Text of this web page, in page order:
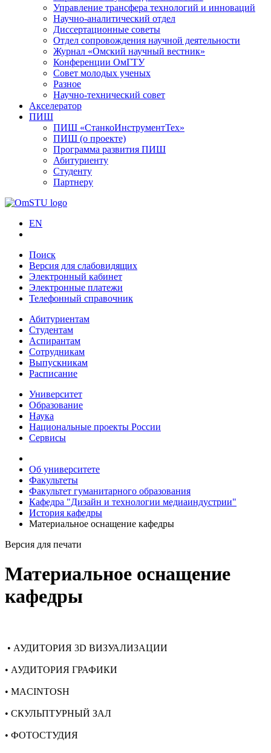
Управление трансфера технологий и инноваций
Научно-аналитический отдел
Диссертационные советы
Отдел сопровождения научной деятельности
Журнал «Омский научный вестник»
Конференции ОмГТУ
Совет молодых ученых
Разное
Научно-технический совет
Акселератор
ПИШ
ПИШ «СтанкоИнструментТех»
ПИШ (о проекте)
Программа развития ПИШ
Абитуриенту
Студенту
Партнеру
EN
Поиск
Версия для слабовидящих
Электронный кабинет
Электронные платежи
Телефонный справочник
Абитуриентам
Студентам
Аспирантам
Сотрудникам
Выпускникам
Расписание
Университет
Образование
Наука
Национальные проекты России
Сервисы
Об университете
Факультеты
Факультет гуманитарного образования
Кафедра "Дизайн и технологии медиаиндустрии"
История кафедры
Материальное оснащение кафедры
Версия для печати
Материальное оснащение
кафедры
• АУДИТОРИЯ 3D ВИЗУАЛИЗАЦИИ
• АУДИТОРИЯ ГРАФИКИ
• MACINTOSH
• СКУЛЬПТУРНЫЙ ЗАЛ
• ФОТОСТУДИЯ